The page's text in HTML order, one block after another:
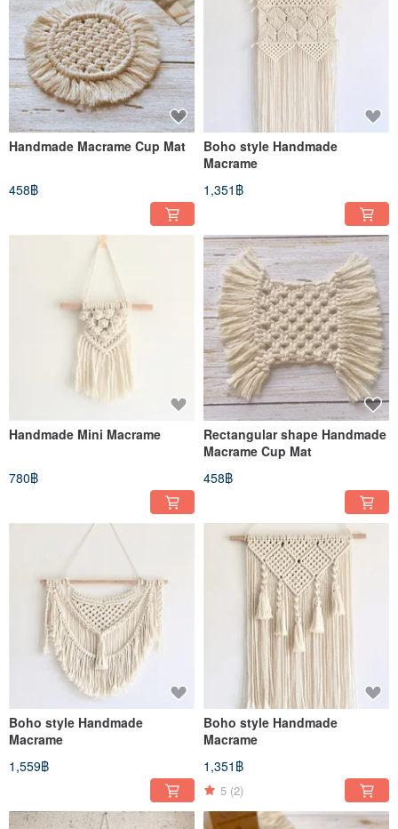
Handmade Macrame Cup Mat
458฿
Boho style Handmade
Macrame
1,351฿
Handmade Mini Macrame
780฿
Rectangular shape Handmade
Macrame Cup Mat
458฿
Boho style Handmade
Macrame
1,559฿
Boho style Handmade
Macrame
1,351฿
5 (2)